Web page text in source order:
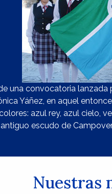
una convocatoria lanzada
Yáñez, en aquel
azul rey, azul cielo,
escudo de
Nuestras